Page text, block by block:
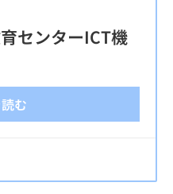
センターICT機
む